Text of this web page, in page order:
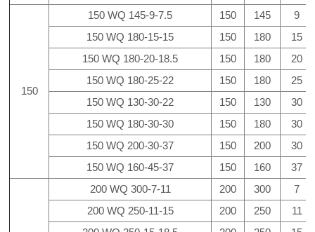
150
150 WQ 145-9-7.5 150 145
9
150 WQ 180-15-15
150 180
15
150 WQ 180-20-18.5
150 180
20
150 WQ 180-25-22
150 180
25
150 WQ 130-30-22
150 130
30
150 WQ 180-30-30
150 180
30
150 WQ 200-30-37
150 200
30
150 WQ 160-45-37
150 160 37
200 WQ 300-7-11 200 300
7
200 WQ 250-11-15
200 250
11